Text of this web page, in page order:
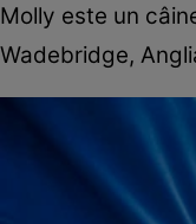
Molly este un
Wadebridge,